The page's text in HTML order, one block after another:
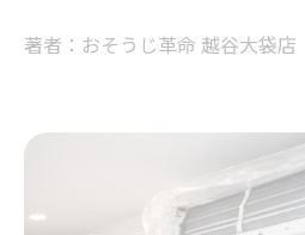
著者：おそうじ革命 越谷大袋店